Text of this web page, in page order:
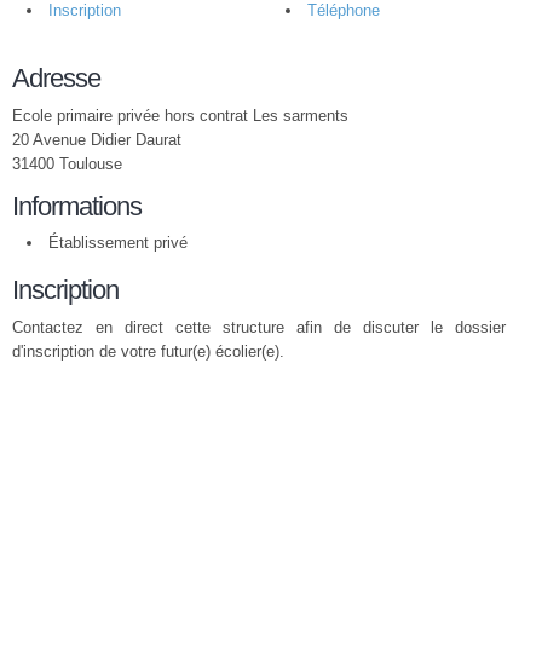
Inscription
Téléphone
Adresse
Ecole primaire privée hors contrat Les sarments
20 Avenue Didier Daurat
31400 Toulouse
Informations
Établissement privé
Inscription
Contactez en direct cette structure afin de discuter le dossier
d'inscription de votre futur(e) écolier(e).